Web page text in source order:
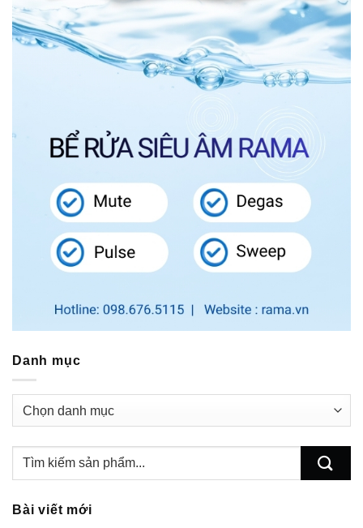
Danh mục
Bài viết mới